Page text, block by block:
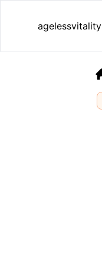
agelessvitality